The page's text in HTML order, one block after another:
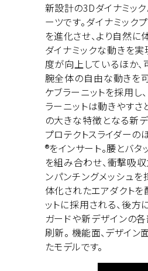
新設計の3Dダイナミッ
ーツです。ダイナミック
を進化させ、より自然
ダイナミックな動きを
度が向上しているほか、
腕全体の自由な動きを
ケブラーニットを採用し
ラーニットは動きやす
の大きな特徴となる新
プロテクトスライダーの
®をインサート。腰とバ
を組み合わせ、衝撃吸
ンパンチングメッシュ
体化されたエアダクトを
ットに採用される、後
ガードや新デザインの
刷新。 機能面、デザイ
たモデルです。